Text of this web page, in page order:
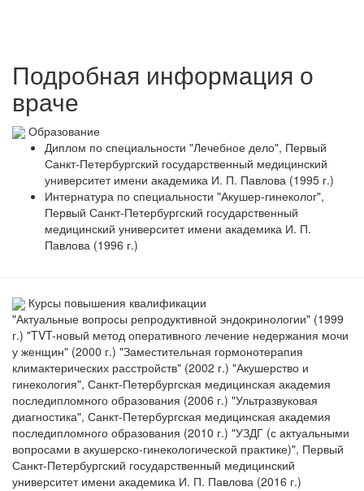
Подробная информация о
враче
Образование
Диплом по специальности "Лечебное дело", Первый
Санкт-Петербургский государственный медицинский
университет имени академика И. П. Павлова (1995 г.)
Интернатура по специальности "Акушер-гинеколог",
Первый Санкт-Петербургский государственный
медицинский университет имени академика И. П.
Павлова (1996 г.)
Курсы повышения квалификации
"Актуальные вопросы репродуктивной эндокринологии" (1999
г.) "TVT-новый метод оперативного лечение недержания мочи
у женщин" (2000 г.) "Заместительная гормонотерапия
климактерических расстройств" (2002 г.) "Акушерство и
гинекология", Санкт-Петербургская медицинская академия
последипломного образования (2006 г.) "Ультразвуковая
диагностика", Санкт-Петербургская медицинская академия
последипломного образования (2010 г.) "УЗДГ (с актуальными
вопросами в акушерско-гинекологической практике)", Первый
Санкт-Петербургский государственный медицинский
университет имени академика И. П. Павлова (2016 г.)